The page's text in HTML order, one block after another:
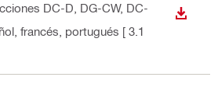
DC-D, DG-CW, DC-
francés, portugués [ 3.1